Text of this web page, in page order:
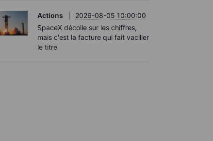
Actions
2026-08-05 10:00:00
SpaceX décolle sur les chiffres,
mais c'est la facture qui fait vaciller
le titre